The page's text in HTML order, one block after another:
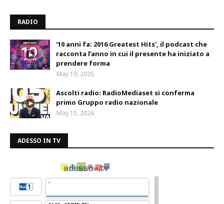
RADIO
'10 anni fa: 2016 Greatest Hits', il podcast che
racconta l’anno in cui il presente ha iniziato a
prendere forma
May 19, 2026
Ascolti radio: RadioMediaset si conferma
primo Gruppo radio nazionale
May 15, 2026
ADESSO IN TV